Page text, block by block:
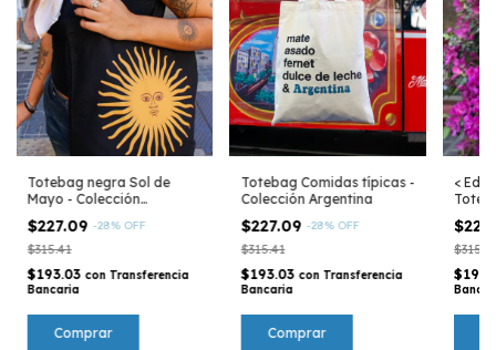
Totebag negra Sol de
Mayo - Colección
$227.09 -28% OFF
$315.41
$193.03 con Transferencia
Bancaria
Totebag Comidas típicas -
Colección Argentina
$227.09 -28% OFF
$315.41
$193.03 con Transferencia
Bancaria
<